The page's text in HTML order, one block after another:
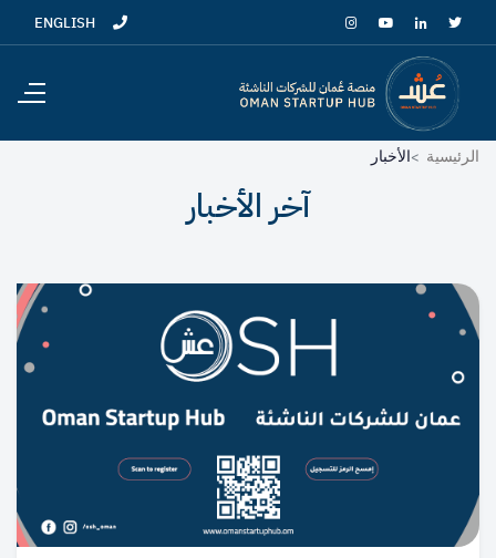
ENGLISH
الرئيسية الأخبار
آخر الأخبار